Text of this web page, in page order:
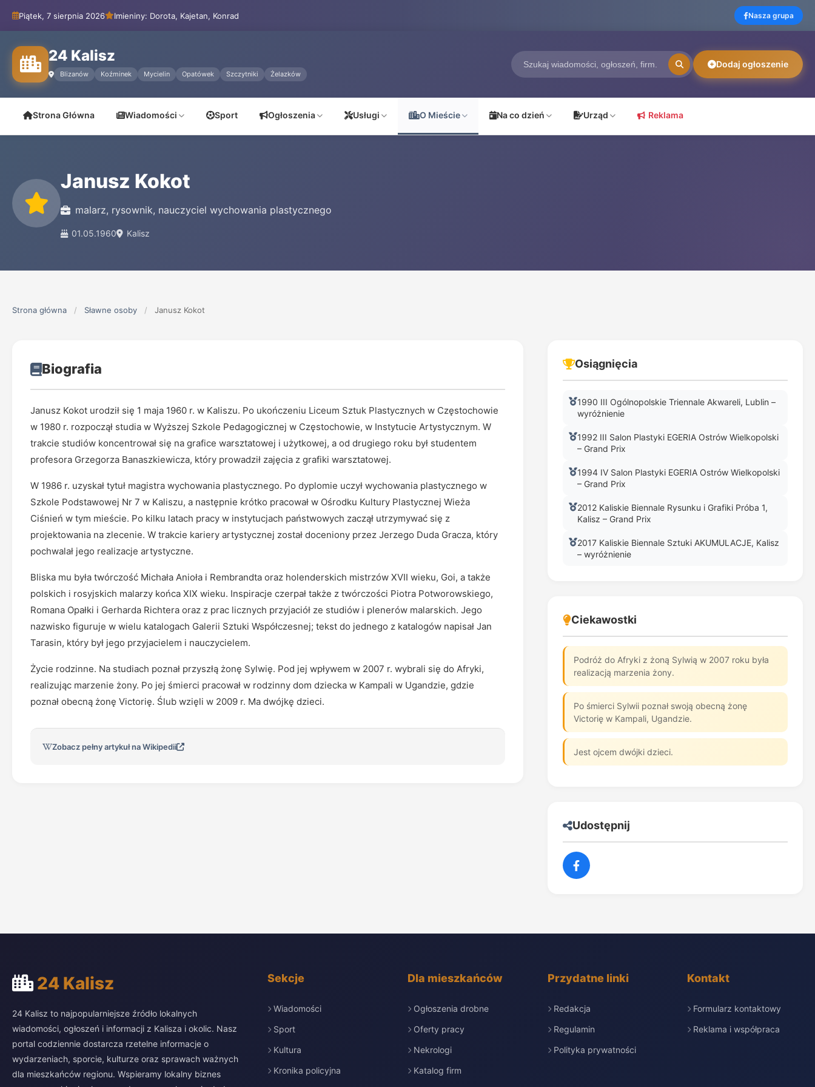
Piątek, 7 sierpnia 2026 Imieniny: Dorota, Kajetan, Konrad Nasza grupa
24 Kalisz
Blizanów Koźminek Mycielin Opatówek Szczytniki Żelazków
Dodaj ogłoszenie
Strona Główna Wiadomości Sport Ogłoszenia Usługi O Mieście Na co dzień Urząd Reklama
Janusz Kokot
malarz, rysownik, nauczyciel wychowania plastycznego
01.05.1960 Kalisz
Strona główna / Sławne osoby / Janusz Kokot
Biografia
Janusz Kokot urodził się 1 maja 1960 r. w Kaliszu. Po ukończeniu Liceum Sztuk Plastycznych w Częstochowie
w 1980 r. rozpoczął studia w Wyższej Szkole Pedagogicznej w Częstochowie, w Instytucie Artystycznym. W
trakcie studiów koncentrował się na grafice warsztatowej i użytkowej, a od drugiego roku był studentem
profesora Grzegorza Banaszkiewicza, który prowadził zajęcia z grafiki warsztatowej.
W 1986 r. uzyskał tytuł magistra wychowania plastycznego. Po dyplomie uczył wychowania plastycznego w
Szkole Podstawowej Nr 7 w Kaliszu, a następnie krótko pracował w Ośrodku Kultury Plastycznej Wieża
Ciśnień w tym mieście. Po kilku latach pracy w instytucjach państwowych zaczął utrzymywać się z
projektowania na zlecenie. W trakcie kariery artystycznej został doceniony przez Jerzego Duda Gracza, który
pochwalał jego realizacje artystyczne.
Bliska mu była twórczość Michała Anioła i Rembrandta oraz holenderskich mistrzów XVII wieku, Goi, a także
polskich i rosyjskich malarzy końca XIX wieku. Inspiracje czerpał także z twórczości Piotra Potworowskiego,
Romana Opałki i Gerharda Richtera oraz z prac licznych przyjaciół ze studiów i plenerów malarskich. Jego
nazwisko figuruje w wielu katalogach Galerii Sztuki Współczesnej; tekst do jednego z katalogów napisał Jan
Tarasin, który był jego przyjacielem i nauczycielem.
Życie rodzinne. Na studiach poznał przyszłą żonę Sylwię. Pod jej wpływem w 2007 r. wybrali się do Afryki,
realizując marzenie żony. Po jej śmierci pracował w rodzinny dom dziecka w Kampali w Ugandzie, gdzie
poznał obecną żonę Victorię. Ślub wzięli w 2009 r. Ma dwójkę dzieci.
Zobacz pełny artykuł na Wikipedii
Osiągnięcia
1990 III Ogólnopolskie Triennale Akwareli, Lublin –
wyróżnienie
1992 III Salon Plastyki EGERIA Ostrów Wielkopolski
– Grand Prix
1994 IV Salon Plastyki EGERIA Ostrów Wielkopolski
– Grand Prix
2012 Kaliskie Biennale Rysunku i Grafiki Próba 1,
Kalisz – Grand Prix
2017 Kaliskie Biennale Sztuki AKUMULACJE, Kalisz
– wyróżnienie
Ciekawostki
Podróż do Afryki z żoną Sylwią w 2007 roku była
realizacją marzenia żony.
Po śmierci Sylwii poznał swoją obecną żonę
Victorię w Kampali, Ugandzie.
Jest ojcem dwójki dzieci.
Udostępnij
24 Kalisz
24 Kalisz to najpopularniejsze źródło lokalnych
wiadomości, ogłoszeń i informacji z Kalisza i okolic. Nasz
portal codziennie dostarcza rzetelne informacje o
wydarzeniach, sporcie, kulturze oraz sprawach ważnych
dla mieszkańców regionu. Wspieramy lokalny biznes
Sekcje
Wiadomości
Sport
Kultura
Kronika policyjna
Dla mieszkańców
Ogłoszenia drobne
Oferty pracy
Nekrologi
Katalog firm
Przydatne linki
Redakcja
Regulamin
Polityka prywatności
Kontakt
Formularz kontaktowy
Reklama i współpraca